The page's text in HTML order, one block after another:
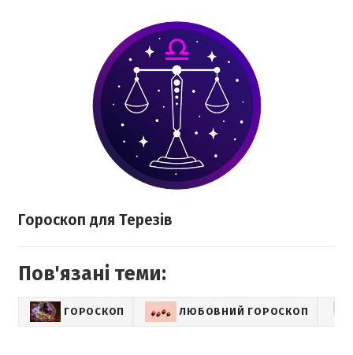
Гороскоп для Терезів
Пов'язані теми:
ГОРОСКОП ЛЮБОВНИЙ ГОРОСКОП